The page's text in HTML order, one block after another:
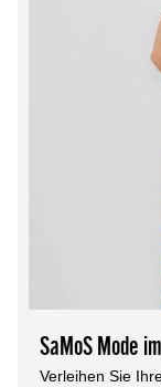
SaMoS Mode
Verleihen Sie